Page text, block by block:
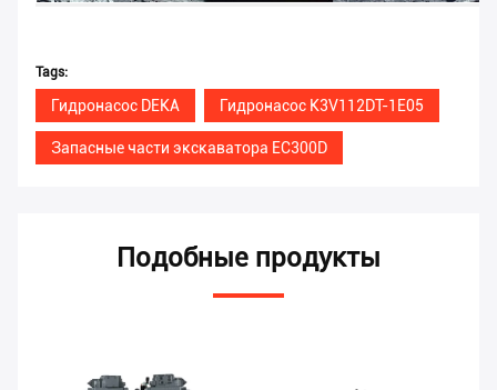
Tags:
Гидронасос DEKA Гидронасос K3V112DT-1E05
Запасные части экскаватора EC300D
Подобные продукты